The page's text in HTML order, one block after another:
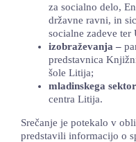
za socialno delo,
državne ravni, in
socialne zadeve
izobraževanja –
predstavnica
šole Litija;
mladinskega
centra Litija.
Srečanje je potekalo v
predstavili informacijo o